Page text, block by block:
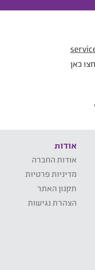
כאן
אודות
אודות החברה
מדיניות פרטיות
תקנון האתר
הצהרת נגישות